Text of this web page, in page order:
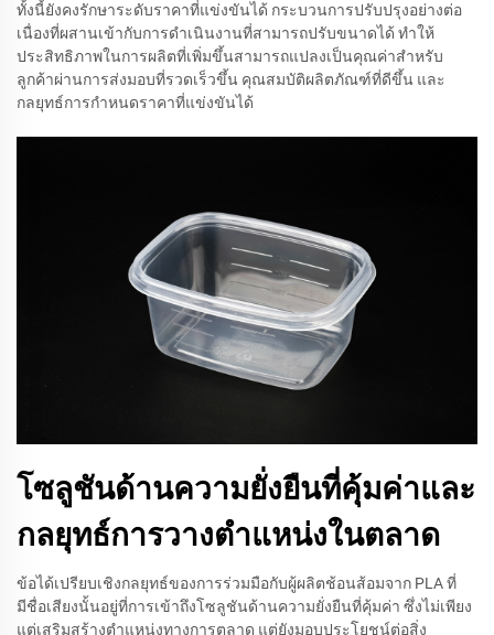
ทั้งนี้ยังคงรักษาระดับราคาที่แข่งขันได้ กระบวนการปรับปรุงอย่างต่อ
เนื่องที่ผสานเข้ากับการดำเนินงานที่สามารถปรับขนาดได้ ทำให้
ประสิทธิภาพในการผลิตที่เพิ่มขึ้นสามารถแปลงเป็นคุณค่าสำหรับ
ลูกค้าผ่านการส่งมอบที่รวดเร็วขึ้น คุณสมบัติผลิตภัณฑ์ที่ดีขึ้น และ
กลยุทธ์การกำหนดราคาที่แข่งขันได้
โซลูชันด้านความยั่งยืนที่คุ้มค่าและ
กลยุทธ์การวางตำแหน่งในตลาด
ข้อได้เปรียบเชิงกลยุทธ์ของการร่วมมือกับผู้ผลิตช้อนส้อมจาก PLA ที่
มีชื่อเสียงนั้นอยู่ที่การเข้าถึงโซลูชันด้านความยั่งยืนที่คุ้มค่า ซึ่งไม่เพียง
แต่เสริมสร้างตำแหน่งทางการตลาด แต่ยังมอบประโยชน์ต่อสิ่ง